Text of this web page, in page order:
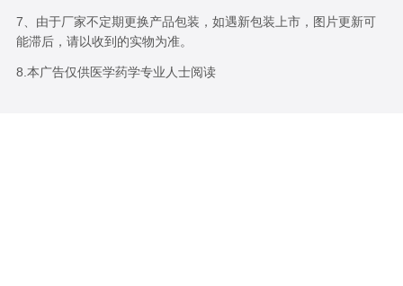
7、由于厂家不定期更换产品包装，如遇新包装上市，图片更新可
能滞后，请以收到的实物为准。
8.本广告仅供医学药学专业人士阅读